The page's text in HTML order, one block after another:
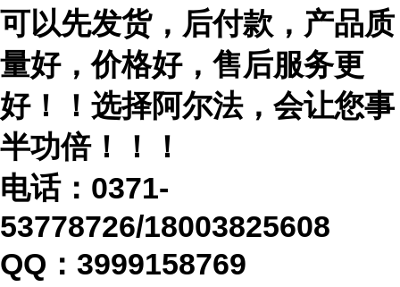
可以先发货，后付款，产品质
量好，价格好，售后服务更
好！！选择阿尔法，会让您事
半功倍！！！
电话： 0371-
53778726/18003825608
QQ：3999158769